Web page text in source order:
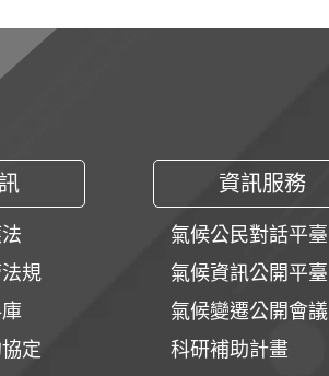
規
定
資訊服務
氣候公民對話平臺
氣候資訊公開平臺
氣候變遷公開會議
科研補助計畫